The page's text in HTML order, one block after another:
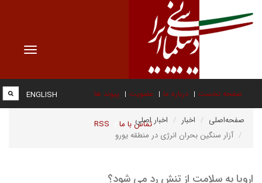
Toggle
صفحه نخست درباره ما عضویت پیوند ها
تماس با ما RSS
ENGLISH
صفحه‌اصلی اخبار
اخبار اصلی
آزار سنگین بحران انرژی در منطقه یورو
اروپا به سلامت از تنش رد می شود؟